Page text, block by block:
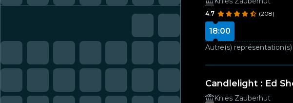
4.7 (208)
18:00
Autre(s) représentation(s)
Candlelight : Ed
Knies Zauberhut